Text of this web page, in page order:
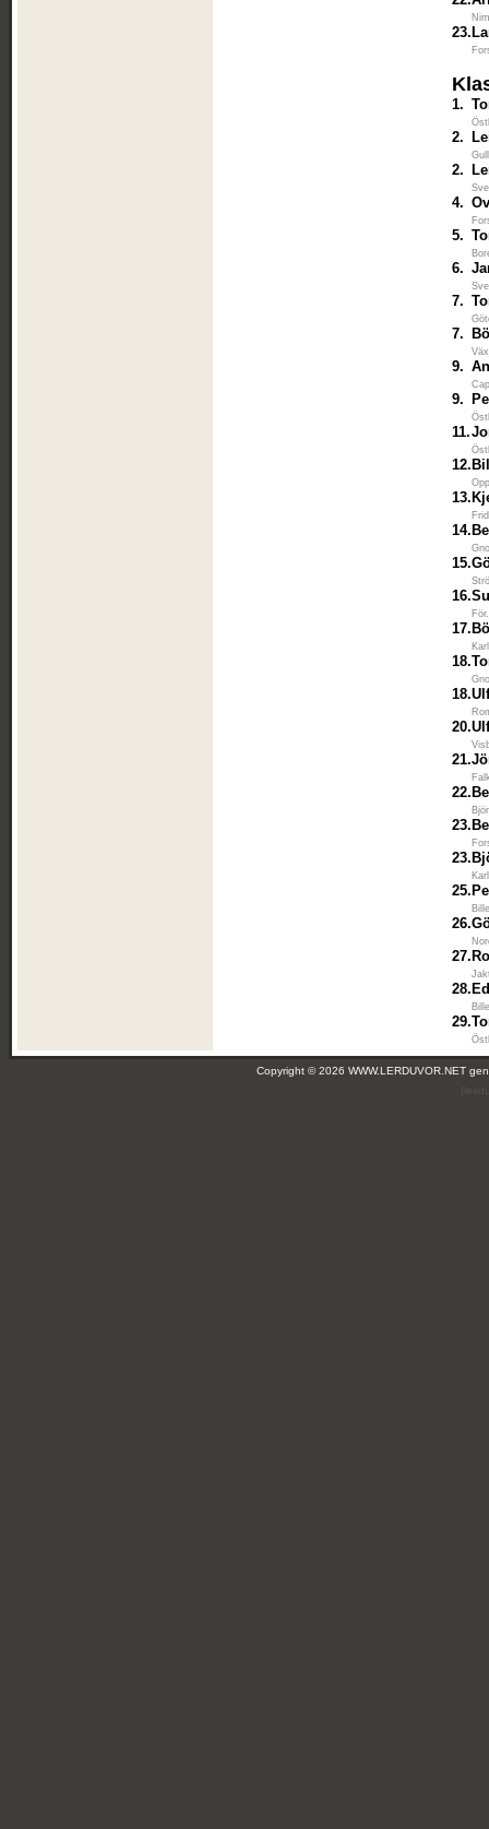
23.
1.
2.
2.
4.
5.
6.
7.
7.
9.
9.
11.
12.
13.
14.
15.
16.
17.
18.
18.
20.
21.
22.
23.
23.
25.
26.
27.
28.
29.
Copyright © 2026 WWW.LERDUVOR.NET